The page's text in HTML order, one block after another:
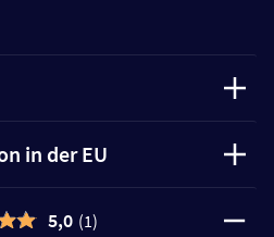
in der EU
5,0 (1)